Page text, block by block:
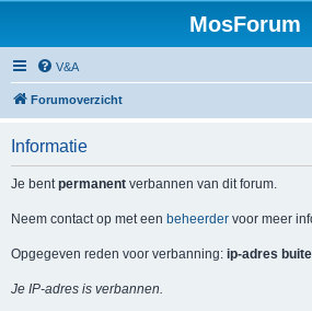
MosForum
V&A
Forumoverzicht
Informatie
Je bentpermanent verbannen van dit forum.
Neem contact op met een beheerder voor meer
Opgegeven reden voor verbanning: ip-adres
Je IP-adres is verbannen.